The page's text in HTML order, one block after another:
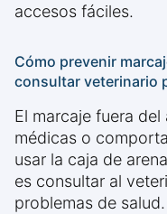
accesos fáciles.
Cómo prevenir
consultar veterinario
El marcaje fuera
médicas o
usar la caja de
es consultar al
problemas de